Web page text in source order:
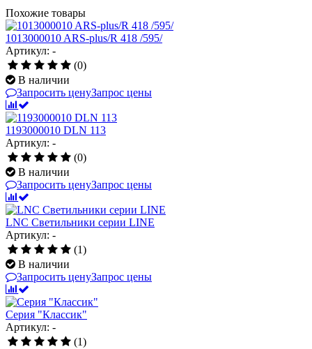
Похожие товары
1013000010 ARS-plus/R 418 /595/
Артикул: -
(0)
В наличии
Запросить ценуЗапрос цены
1193000010 DLN 113
Артикул: -
(0)
В наличии
Запросить ценуЗапрос цены
LNC Светильники серии LINE
Артикул: -
(1)
В наличии
Запросить ценуЗапрос цены
Серия "Классик"
Артикул: -
(1)